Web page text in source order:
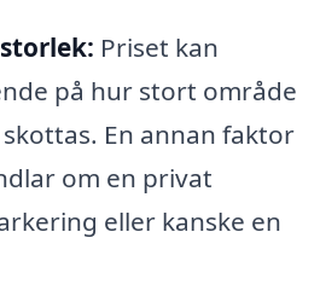
Priset kan
på hur stort område
En annan faktor
om en privat
eller kanske en